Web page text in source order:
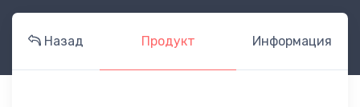
Назад Продукт Информация